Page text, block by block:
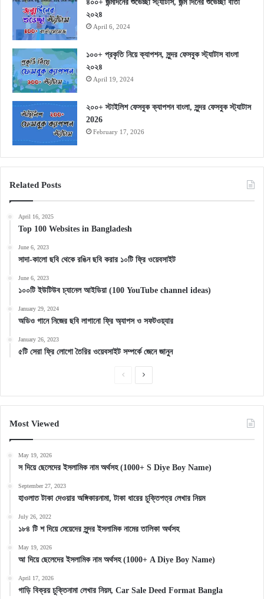
৪০০+ জন্মদিনের শুভেচ্ছা স্ট্যাটাস, জন্ম দিনের শুভেচ্ছা বার্তা
২০২৪
April 6, 2024
১০০+ প্রকৃতি নিয়ে ক্যাপশন, সুন্দর ফেসবুক স্ট্যাটাস বাংলা
২০২৪
April 19, 2024
২০০+ স্টাইলিশ ফেসবুক ক্যাপশন বাংলা, সুন্দর ফেসবুক স্ট্যাটাস
2026
February 17, 2026
Related Posts
April 16, 2025
Top 100 Websites in Bangladesh
June 6, 2023
সাদা-কালো ছবি থেকে রঙিন ছবি করার ১০টি ফ্রি ওয়েবসাইট
June 6, 2023
১০০টি ইউটিউব চ্যানেল আইডিয়া (100 YouTube channel ideas)
January 29, 2024
অডিও গানে নিজের ছবি লাগানো ফ্রি অ্যাপস ও সফটওয়্যার
January 26, 2023
৫টি সেরা ফ্রি লোগো তৈরির ওয়েবসাইট সম্পর্কে জেনে জানুন
PreviousNext
Most Viewed
May 19, 2026
স দিয়ে ছেলেদের ইসলামিক নাম অর্থসহ (1000+ S Diye Boy Name)
September 27, 2023
হাওলাত টাকা দেওয়ার অঙ্গিকারনামা, টাকা ধারের চুক্তিপত্র লেখার নিয়ম
July 26, 2022
১৮৪ টি শ দিয়ে মেয়েদের সুন্দর ইসলামিক নামের তালিকা অর্থসহ
May 19, 2026
আ দিয়ে ছেলেদের ইসলামিক নাম অর্থসহ (1000+ A Diye Boy Name)
April 17, 2026
গাড়ি বিক্রয় চুক্তিনামা লেখার নিয়ম, Car Sale Deed Format Bangla